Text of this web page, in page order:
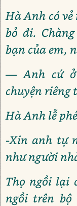
Hà Anh có
bỏ đi.
bạn của em,
— Anh cứ ở
chuyện riêng
Hà Anh lễ
-Xin anh tự
như người
Thọ ngồi lại
ngồi trên bộ